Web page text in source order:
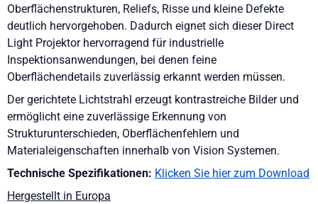
Oberflächenstrukturen, Reliefs, Risse und kleine Defekte
deutlich hervorgehoben. Dadurch eignet sich dieser Direct
Light Projektor hervorragend für industrielle
Inspektionsanwendungen, bei denen feine
Oberflächendetails zuverlässig erkannt werden müssen.
Der gerichtete Lichtstrahl erzeugt kontrastreiche Bilder und
ermöglicht eine zuverlässige Erkennung von
Strukturunterschieden, Oberflächenfehlern und
Materialeigenschaften innerhalb von Vision Systemen.
Technische Spezifikationen: Klicken Sie hier zum Download
Hergestellt in Europa